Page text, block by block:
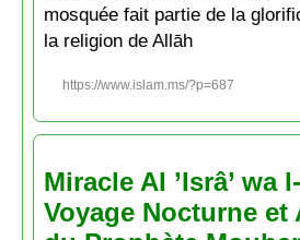
mosquée fait partie de la
la religion de Allāh
https://www.islam.ms/?p=687
Miracle Al ’Isrâ’ wa
Voyage Nocturne et